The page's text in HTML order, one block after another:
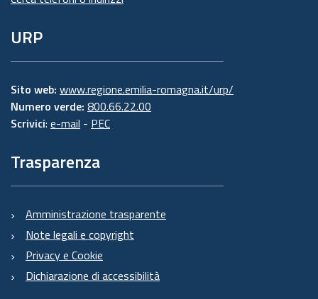
URP
Sito web: www.regione.emilia-romagna.it/urp/
Numero verde: 800.66.22.00
Scrivici: e-mail - PEC
Trasparenza
Amministrazione trasparente
Note legali e copyright
Privacy e Cookie
Dichiarazione di accessibilità